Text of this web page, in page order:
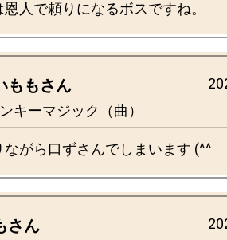
ももさん
キーマジック（曲）
さん